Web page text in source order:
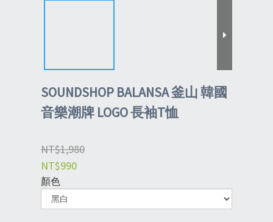
SOUNDSHOP BALANSA 釜山 韓國
音樂潮牌 LOGO 長袖T恤
NT$1,980
NT$990
顏色